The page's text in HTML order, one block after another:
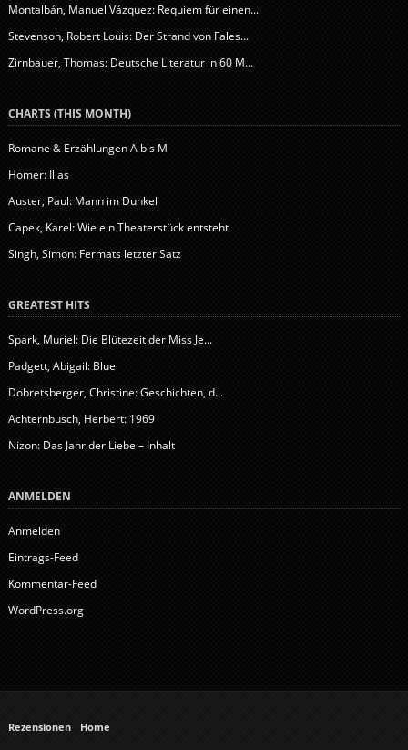
Montalbán, Manuel Vázquez: Requiem für einen...
Stevenson, Robert Louis: Der Strand von Fales...
Zirnbauer, Thomas: Deutsche Literatur in 60 M...
CHARTS (THIS MONTH)
Romane & Erzählungen A bis M
Homer: Ilias
Auster, Paul: Mann im Dunkel
Capek, Karel: Wie ein Theaterstück entsteht
Singh, Simon: Fermats letzter Satz
GREATEST HITS
Spark, Muriel: Die Blütezeit der Miss Je...
Padgett, Abigail: Blue
Dobretsberger, Christine: Geschichten, d...
Achternbusch, Herbert: 1969
Nizon: Das Jahr der Liebe – Inhalt
ANMELDEN
Anmelden
Eintrags-Feed
Kommentar-Feed
WordPress.org
Rezensionen Home